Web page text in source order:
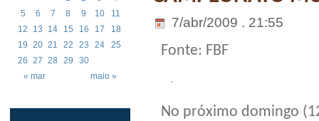
« mar maio »
5
6 7 8 9 10
11
12
13 14 15 16 17
18
19
20 21 22 23 24
25
26
27 28 29 30
7/abr/2009 . 21:55
Fonte: FBF
No próximo domingo